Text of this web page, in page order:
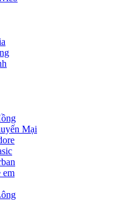
Mại
em